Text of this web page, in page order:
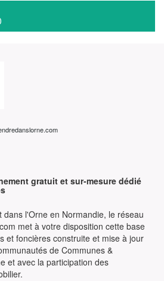
gratuit et sur-mesure dédié
dans l'Orne en Normandie, le réseau
met à votre disposition cette base
et foncières construite et mise à jour
de Communes &
et avec la participation des